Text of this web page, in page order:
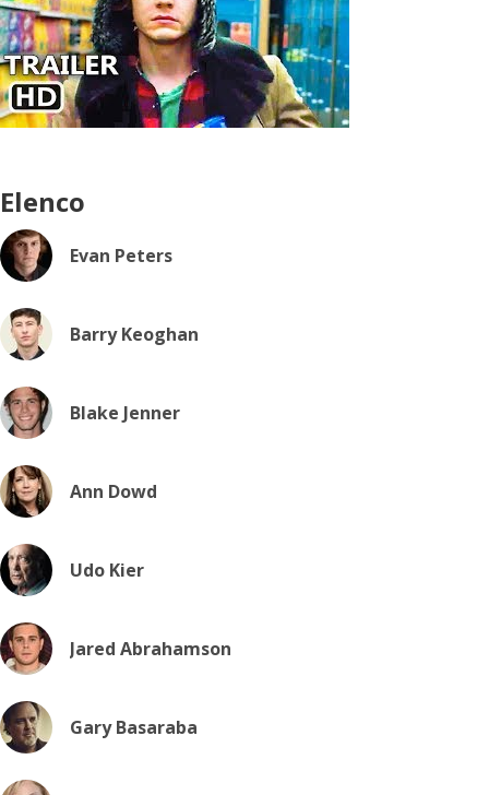
Elenco
Evan Peters
Barry Keoghan
Blake Jenner
Ann Dowd
Udo Kier
Jared Abrahamson
Gary Basaraba